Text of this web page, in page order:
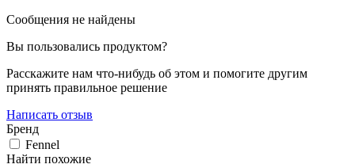
Сообщения не найдены
Вы пользовались продуктом?
Расскажите нам что-нибудь об этом и помогите другим
принять правильное решение
Написать отзыв
Бренд
Fennel
Найти похожие